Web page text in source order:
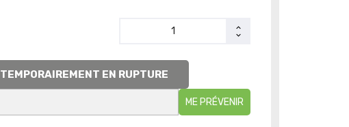
TEMPORAIREMENT EN RUPTURE
ME PRÉVENIR